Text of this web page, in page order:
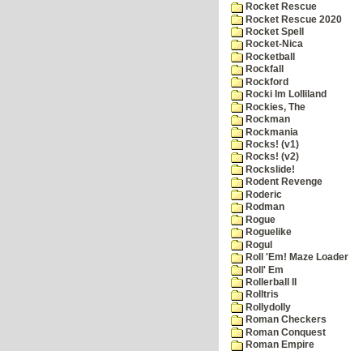
Rocket Rescue
Rocket Rescue 2020
Rocket Spell
Rocket-Nica
Rocketball
Rockfall
Rockford
Rocki Im Lolliland
Rockies, The
Rockman
Rockmania
Rocks! (v1)
Rocks! (v2)
Rockslide!
Rodent Revenge
Roderic
Rodman
Rogue
Roguelike
Rogul
Roll 'Em! Maze Loader
Roll' Em
Rollerball II
Rolltris
Rollydolly
Roman Checkers
Roman Conquest
Roman Empire